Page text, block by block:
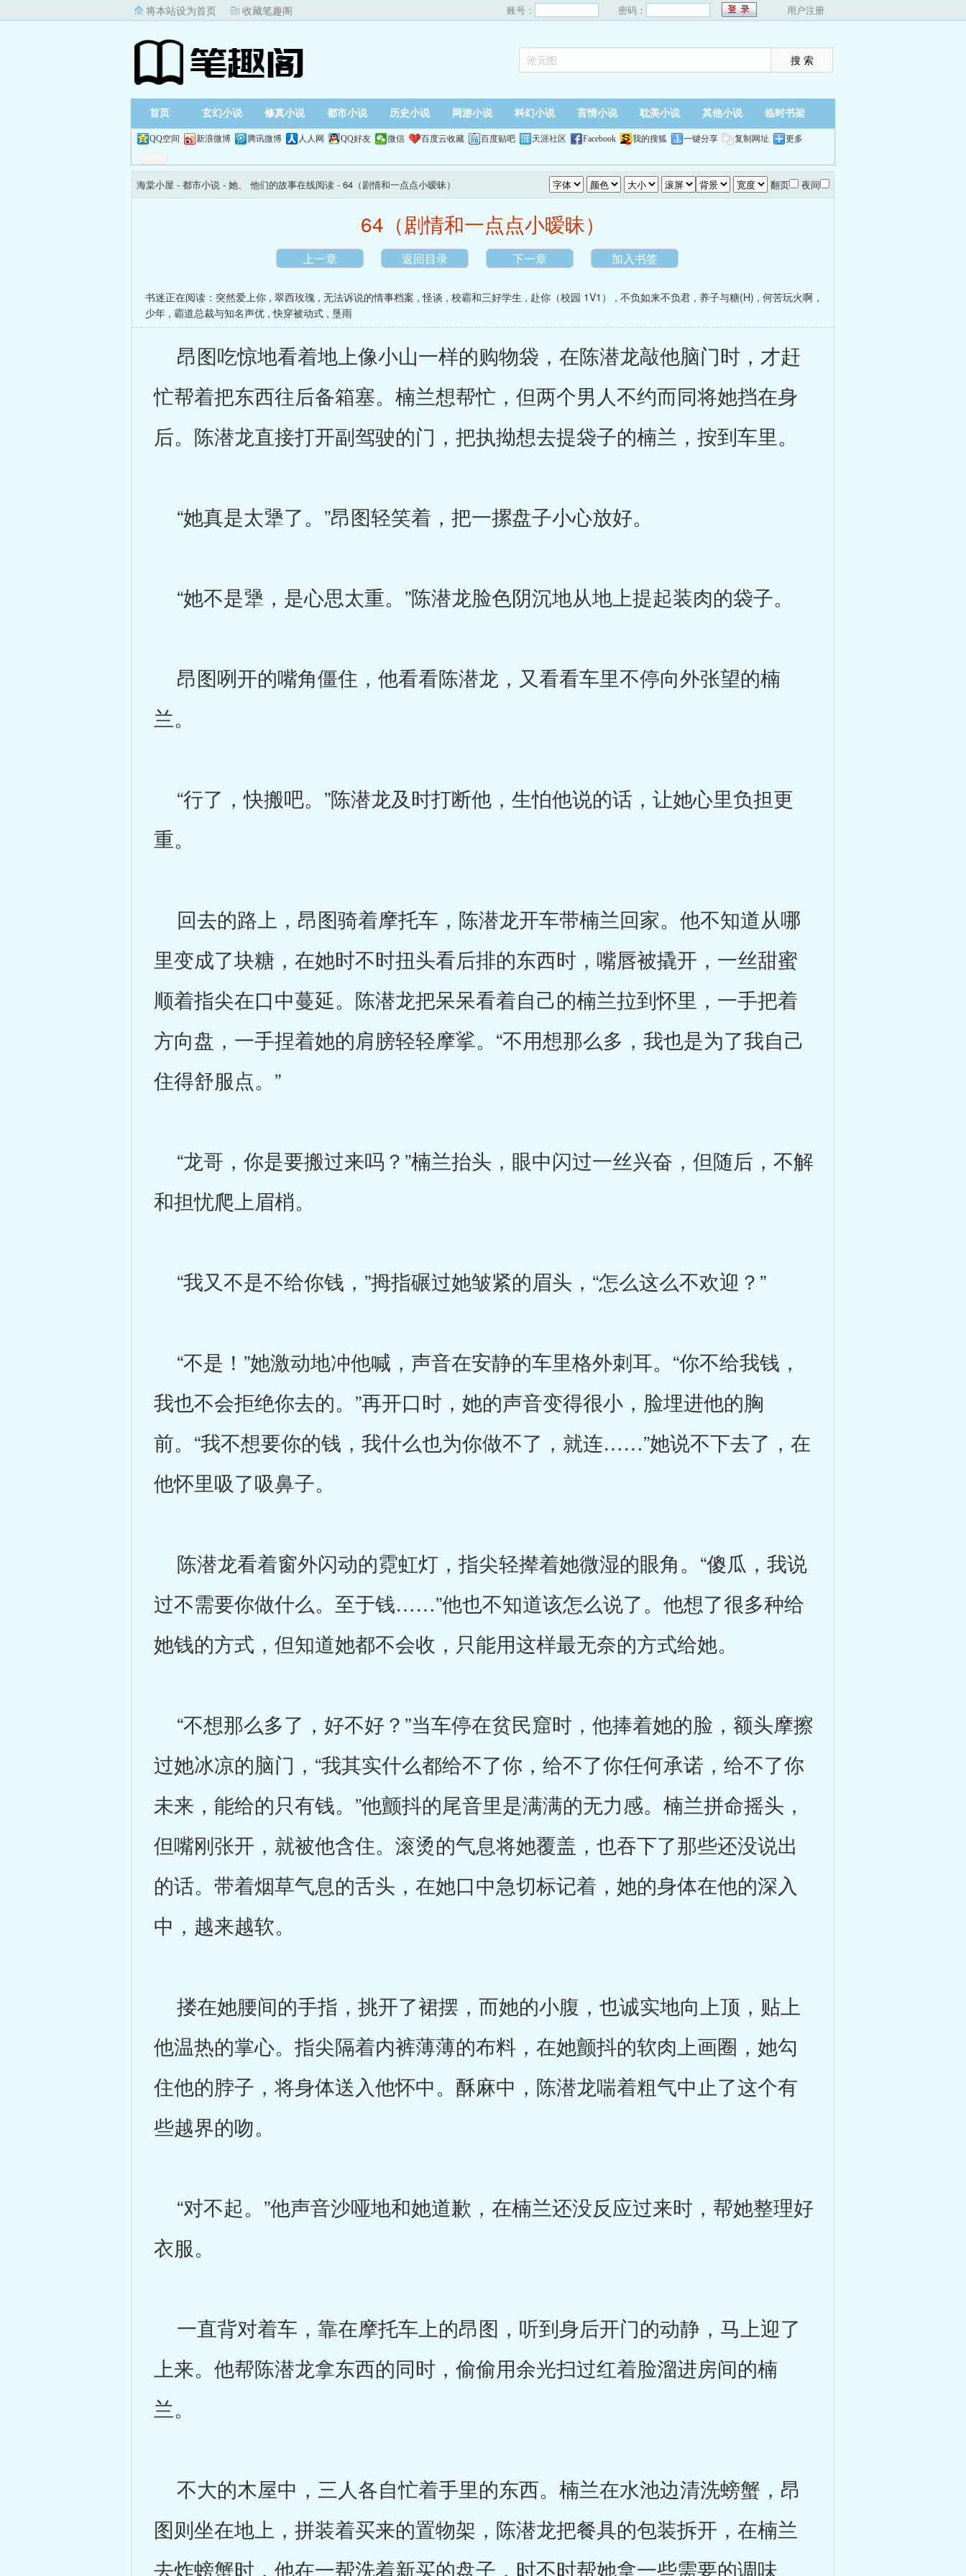
将本站设为首页 收藏笔趣阁 账号： 密码： 用户注册
首页 玄幻小说 修真小说 都市小说 历史小说 网游小说 科幻小说 言情小说 耽美小说 其他小说 临时书架
QQ空间 新浪微博 腾讯微博 人人网 QQ好友 微信 百度云收藏 百度贴吧 天涯社区 Facebook 我的搜狐 一键分享 复制网址 更多
海棠小屋 - 都市小说 - 她、 他们的故事在线阅读 - 64（剧情和一点点小暧昧） 翻页 夜间
64（剧情和一点点小暧昧）
上一章 返回目录 下一章 加入书签
书迷正在阅读： 突然爱上你 , 翠西玫瑰 , 无法诉说的情事档案 ,怪谈 , 校霸和三好学生 , 赴你（校园 1V1） , 不负如来不负君 , 养子与糖(H) , 何苦玩火啊，
少年 , 霸道总裁与知名声优 ,快穿被动式 , 垦雨
昂图吃惊地看着地上像小山一样的购物袋，在陈潜龙敲他脑门时，才赶
忙帮着把东西往后备箱塞。楠兰想帮忙，但两个男人不约而同将她挡在身
后。陈潜龙直接打开副驾驶的门，把执拗想去提袋子的楠兰，按到车里。
“她真是太犟了。”昂图轻笑着，把一摞盘子小心放好。
“她不是犟，是心思太重。”陈潜龙脸色阴沉地从地上提起装肉的袋子。
昂图咧开的嘴角僵住，他看看陈潜龙，又看看车里不停向外张望的楠
兰。
“行了，快搬吧。”陈潜龙及时打断他，生怕他说的话，让她心里负担更
重。
回去的路上，昂图骑着摩托车，陈潜龙开车带楠兰回家。他不知道从哪
里变成了块糖，在她时不时扭头看后排的东西时，嘴唇被撬开，一丝甜蜜
顺着指尖在口中蔓延。陈潜龙把呆呆看着自己的楠兰拉到怀里，一手把着
方向盘，一手捏着她的肩膀轻轻摩挲。“不用想那么多，我也是为了我自己
住得舒服点。”
“龙哥，你是要搬过来吗？”楠兰抬头，眼中闪过一丝兴奋，但随后，不解
和担忧爬上眉梢。
“我又不是不给你钱，”拇指碾过她皱紧的眉头，“怎么这么不欢迎？”
“不是！”她激动地冲他喊，声音在安静的车里格外刺耳。“你不给我钱，
我也不会拒绝你去的。”再开口时，她的声音变得很小，脸埋进他的胸
前。“我不想要你的钱，我什么也为你做不了，就连……”她说不下去了，在
他怀里吸了吸鼻子。
陈潜龙看着窗外闪动的霓虹灯，指尖轻撵着她微湿的眼角。“傻瓜，我说
过不需要你做什么。至于钱……”他也不知道该怎么说了。他想了很多种给
她钱的方式，但知道她都不会收，只能用这样最无奈的方式给她。
“不想那么多了，好不好？”当车停在贫民窟时，他捧着她的脸，额头摩擦
过她冰凉的脑门，“我其实什么都给不了你，给不了你任何承诺，给不了你
未来，能给的只有钱。”他颤抖的尾音里是满满的无力感。楠兰拼命摇头，
但嘴刚张开，就被他含住。滚烫的气息将她覆盖，也吞下了那些还没说出
的话。带着烟草气息的舌头，在她口中急切标记着，她的身体在他的深入
中，越来越软。
搂在她腰间的手指，挑开了裙摆，而她的小腹，也诚实地向上顶，贴上
他温热的掌心。指尖隔着内裤薄薄的布料，在她颤抖的软肉上画圈，她勾
住他的脖子，将身体送入他怀中。酥麻中，陈潜龙喘着粗气中止了这个有
些越界的吻。
“对不起。”他声音沙哑地和她道歉，在楠兰还没反应过来时，帮她整理好
衣服。
一直背对着车，靠在摩托车上的昂图，听到身后开门的动静，马上迎了
上来。他帮陈潜龙拿东西的同时，偷偷用余光扫过红着脸溜进房间的楠
兰。
不大的木屋中，三人各自忙着手里的东西。楠兰在水池边清洗螃蟹，昂
图则坐在地上，拼装着买来的置物架，陈潜龙把餐具的包装拆开，在楠兰
去炸螃蟹时，他在一帮洗着新买的盘子，时不时帮她拿一些需要的调味